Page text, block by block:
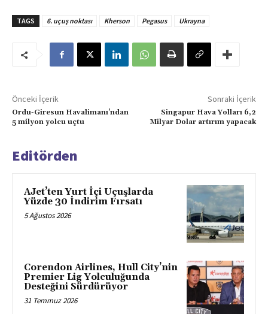
TAGS 6. uçuş noktası Kherson Pegasus Ukrayna
Önceki İçerik
Ordu-Giresun Havalimanı’ndan
5 milyon yolcu uçtu
Sonraki İçerik
Singapur Hava Yolları 6,2
Milyar Dolar artırım yapacak
Editörden
AJet’ten Yurt İçi Uçuşlarda
Yüzde 30 İndirim Fırsatı
5 Ağustos 2026
Corendon Airlines, Hull City’nin
Premier Lig Yolculuğunda
Desteğini Sürdürüyor
31 Temmuz 2026